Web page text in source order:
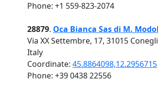
Phone: +1 559-823-2074
28879. Oca Bianca Sas di M.
Via XX Settembre, 17, 31015
Italy
Coordinate: 45.8864098,12.2956715
Phone: +39 0438 22556